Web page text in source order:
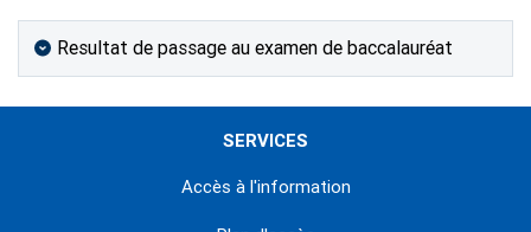
Resultat de passage au examen de baccalauréat
SERVICES
Accès à l'information